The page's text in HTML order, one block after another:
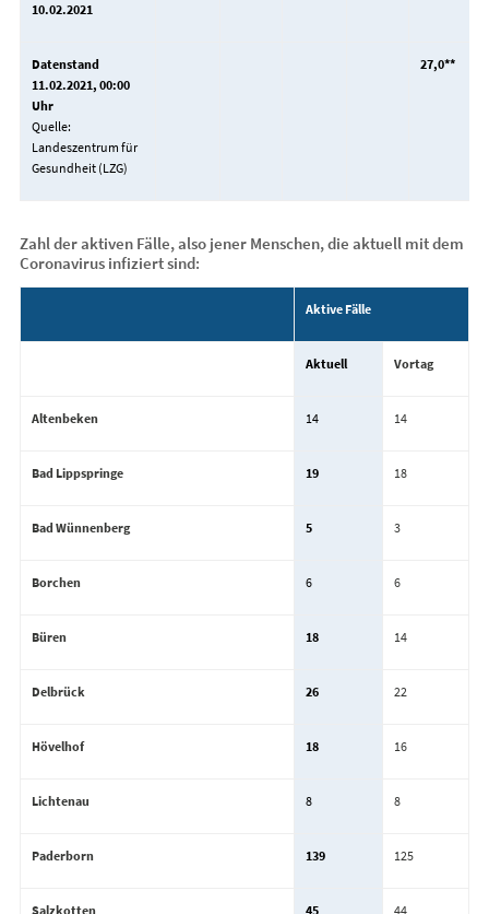
10.02.2021
Datenstand
11.02.2021, 00:00
Uhr
Quelle:
Landeszentrum für
Gesundheit (LZG)
27,0**
Zahl der aktiven Fälle, also jener Menschen, die aktuell mit dem
Coronavirus infiziert sind:
Aktive Fälle
Aktuell Vortag
Altenbeken 14 14
Bad Lippspringe 19 18
Bad Wünnenberg 5 3
Borchen 6 6
Büren 18 14
Delbrück 26 22
Hövelhof 18 16
Lichtenau 8 8
Paderborn 139 125
Salzkotten 45 44